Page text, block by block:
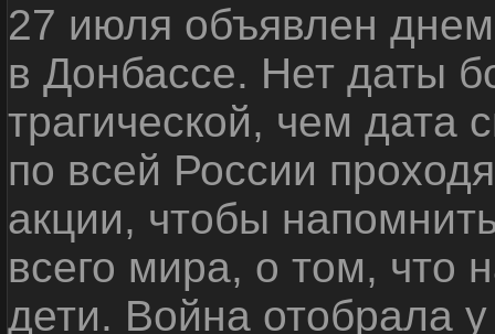
27 июля объявлен
в Донбассе. Нет даты
трагической, чем дата
по всей России
акции, чтобы
всего мира, о том, что
дети. Война отобрала